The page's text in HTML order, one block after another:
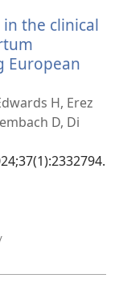
the clinical
European
H, Erez
D, Di